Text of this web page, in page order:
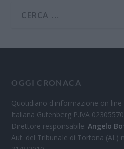
OGGI CRONACA
Quotidiano d'informazione on
Italiana Gutenberg P.IVA
Direttore responsabile:Angelo
Aut. del Tribunale di Tortona (AL)